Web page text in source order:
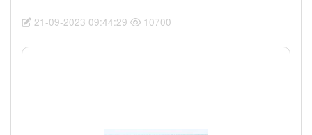
21-09-2023 09:44:29 10700